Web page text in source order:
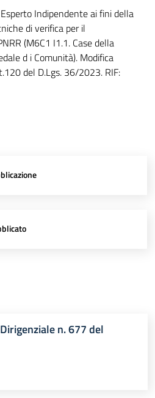
Indipendente ai fini della
di verifica per il
(M6C1 I1.1. Case della
d i Comunità). Modifica
del D.Lgs. 36/2023. RIF:
n. 677 del